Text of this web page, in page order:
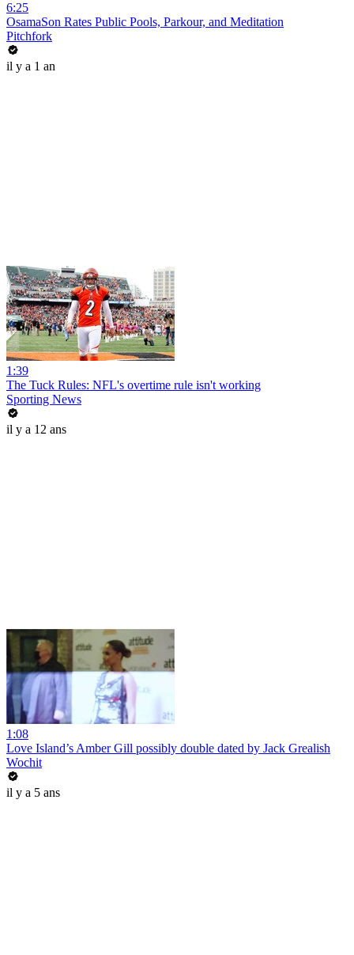
6:25
OsamaSon Rates Public Pools, Parkour, and Meditation
Pitchfork
il y a 1 an
1:39
The Tuck Rules: NFL's overtime rule isn't working
Sporting News
il y a 12 ans
1:08
Love Island’s Amber Gill possibly double dated by Jack Grealish
Wochit
il y a 5 ans